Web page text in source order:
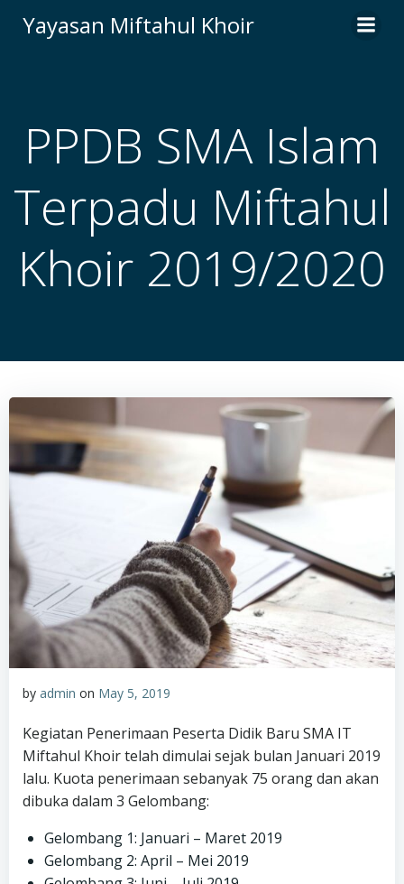
to
Yayasan Miftahul Khoir
PPDB SMA Islam
Terpadu Miftahul
Khoir 2019/2020
by admin on May 5, 2019
Kegiatan Penerimaan Peserta Didik Baru SMA IT
Miftahul Khoir telah dimulai sejak bulan Januari 2019
lalu. Kuota penerimaan sebanyak 75 orang dan akan
dibuka dalam 3 Gelombang:
Gelombang 1: Januari – Maret 2019
Gelombang 2: April – Mei 2019